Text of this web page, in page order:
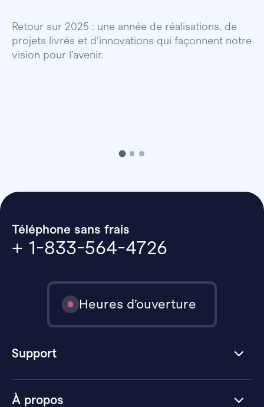
Retour sur 2025 : une année de réalisations, de
projets livrés et d’innovations qui façonnent notre
vision pour l’avenir.
À propos
Téléphone sans frais
+ 1-833-564-4726
Heures d’ouverture
Support